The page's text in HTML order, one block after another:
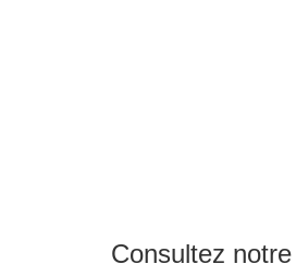
Consultez notre